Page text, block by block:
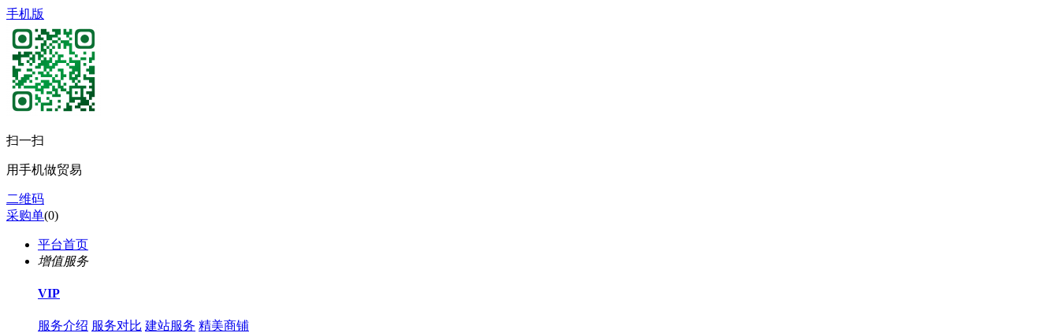
手机版
扫一扫
用手机做贸易
二维码
采购单(0)
平台首页
增值服务
VIP
服务介绍 服务对比 建站服务 精美商铺